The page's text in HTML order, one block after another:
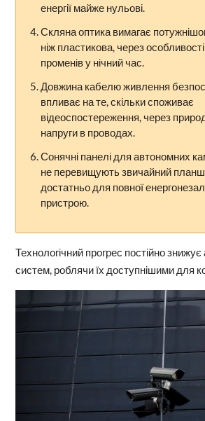
енергії майже нульові.
Скляна оптика вимагає
ніж пластикова, через
променів у нічний час.
Довжина кабелю живлення
впливає на те, скільки споживає
відеоспостереження, через
напруги в проводах.
Сонячні панелі для автономних
не перевищують звичайний
достатньо для повної
пристрою.
Технологічний прогрес постійно
систем, роблячи їх доступнішими для